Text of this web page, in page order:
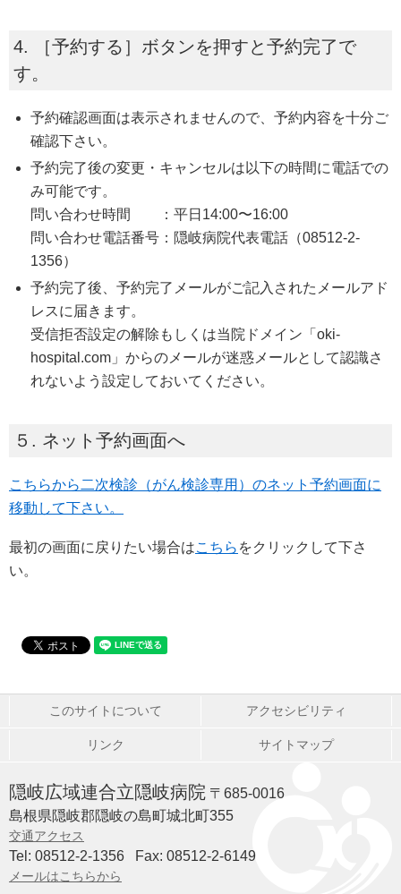
4. ［予約する］ボタンを押すと予約完了で
す。
予約確認画面は表示されませんので、予約内容を十分ご
確認下さい。
予約完了後の変更・キャンセルは以下の時間に電話での
み可能です。
問い合わせ時間 ：平日14:00〜16:00
問い合わせ電話番号：隠岐病院代表電話（08512-2-
1356）
予約完了後、予約完了メールがご記入されたメールアド
レスに届きます。
受信拒否設定の解除もしくは当院ドメイン「oki-
hospital.com」からのメールが迷惑メールとして認識さ
れないよう設定しておいてください。
５. ネット予約画面へ
こちらから二次検診（がん検診専用）のネット予約画面に
移動して下さい。
最初の画面に戻りたい場合はこちら をクリックして下さ
い。
このサイトについて アクセシビリティ
リンク サイトマップ
隠岐広域連合立隠岐病院 〒685-0016
島根県隠岐郡隠岐の島町城北町355
交通アクセス
Tel: 08512-2-1356 Fax: 08512-2-6149
メールはこちらから